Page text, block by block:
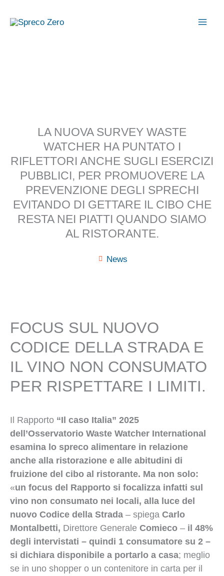
LA NUOVA SURVEY WASTE
WATCHER HA PUNTATO I
RIFLETTORI ANCHE SUGLI ESERCIZI
PUBBLICI, PER PROMUOVERE LA
PREVENZIONE DEGLI SPRECHI
EVITANDO DI GETTARE IL CIBO CHE
RESTA NEI PIATTI QUANDO SIAMO
AL RISTORANTE.
News
FOCUS SUL NUOVO
CODICE DELLA STRADA E
IL VINO NON CONSUMATO
PER RISPETTARE I LIMITI.
Il Rapporto “Il caso Italia” 2025
dell’Osservatorio Waste Watcher International
esamina lo spreco alimentare in relazione
anche alla ristorazione e alle abitudini di
fruizione del cibo al ristorante. Ma non solo:
«un focus del Rapporto si focalizza infatti sul
vino non consumato nei locali, alla luce del
nuovo Codice della Strada – spiega Carlo
Montalbetti, Direttore Generale Comieco – il 48%
degli intervistati – quindi 1 consumatore su 2 –
si dichiara disponibile a portarlo a casa; meglio
se in uno shopper o un contenitore in carta per il